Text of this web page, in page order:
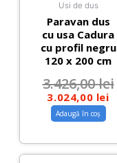
Usi de dus
Paravan dus
cu usa Cadura
cu profil negru
120 x 200 cm
3.426,00lei
3.024,00 lei
Adaugă în coș